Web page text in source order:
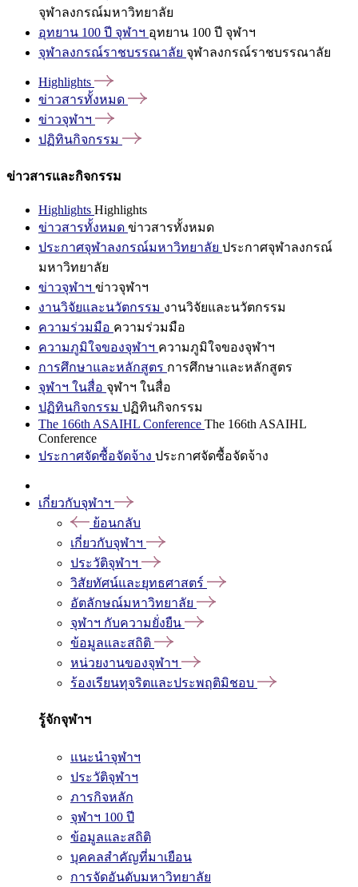
จุฬาลงกรณ์มหาวิทยาลัย
อุทยาน 100 ปี จุฬาฯ อุทยาน 100 ปี จุฬาฯ
จุฬาลงกรณ์ราชบรรณาลัย จุฬาลงกรณ์ราชบรรณาลัย
Highlights
ข่าวสารทั้งหมด
ข่าวจุฬาฯ
ปฏิทินกิจกรรม
ข่าวสารและกิจกรรม
Highlights Highlights
ข่าวสารทั้งหมด ข่าวสารทั้งหมด
ประกาศจุฬาลงกรณ์มหาวิทยาลัย ประกาศจุฬาลงกรณ์
มหาวิทยาลัย
ข่าวจุฬาฯ ข่าวจุฬาฯ
งานวิจัยและนวัตกรรม งานวิจัยและนวัตกรรม
ความร่วมมือ ความร่วมมือ
ความภูมิใจของจุฬาฯ ความภูมิใจของจุฬาฯ
การศึกษาและหลักสูตร การศึกษาและหลักสูตร
จุฬาฯ ในสื่อ จุฬาฯ ในสื่อ
ปฏิทินกิจกรรม ปฏิทินกิจกรรม
The 166th ASAIHL Conference The 166th ASAIHL
Conference
ประกาศจัดซื้อจัดจ้าง ประกาศจัดซื้อจัดจ้าง
เกี่ยวกับจุฬาฯ
ย้อนกลับ
เกี่ยวกับจุฬาฯ
ประวัติจุฬาฯ
วิสัยทัศน์และยุทธศาสตร์
อัตลักษณ์มหาวิทยาลัย
จุฬาฯ กับความยั่งยืน
ข้อมูลและสถิติ
หน่วยงานของจุฬาฯ
ร้องเรียนทุจริตและประพฤติมิชอบ
รู้จักจุฬาฯ
แนะนำจุฬาฯ
ประวัติจุฬาฯ
ภารกิจหลัก
จุฬาฯ 100 ปี
ข้อมูลและสถิติ
บุคคลสำคัญที่มาเยือน
การจัดอันดับมหาวิทยาลัย